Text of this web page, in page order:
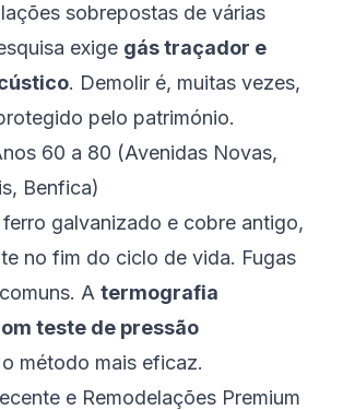
sobrepostas de várias
exige gás traçador e
. Demolir é, muitas vezes,
pelo património.
60 a 80 (Avenidas Novas,
Benfica)
galvanizado e cobre antigo,
no fim do ciclo de vida. Fugas
A termografia
teste de pressão
método mais eficaz.
e Remodelações Premium